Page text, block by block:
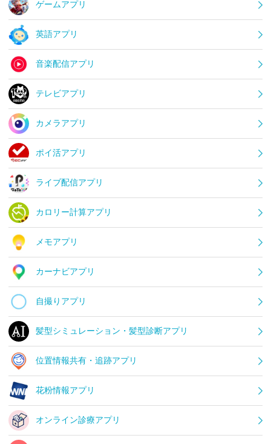
ゲームアプリ
英語アプリ
音楽配信アプリ
テレビアプリ
カメラアプリ
ポイ活アプリ
ライブ配信アプリ
カロリー計算アプリ
メモアプリ
カーナビアプリ
自撮りアプリ
髪型シミュレーション・髪型診断アプリ
位置情報共有・追跡アプリ
花粉情報アプリ
オンライン診療アプリ